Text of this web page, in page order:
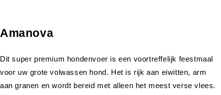
Amanova
Dit super premium hondenvoer is een voortreffelijk feestmaal
voor uw grote volwassen hond. Het is rijk aan eiwitten, arm
aan granen en wordt bereid met alleen het meest verse vlees.